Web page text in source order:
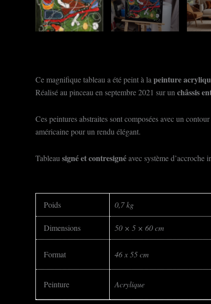
Ce magnifique tableau a été peint à la peinture
Réalisé au pinceau en septembre 2021 sur un châssis
Ces peintures abstraites sont composées avec un
américaine pour un rendu élégant.
Tableau signé etcontresignéavec système d’accroche
Poids 0,7 kg
Dimensions 50 × 5 × 60 cm
Format 46 x 55 cm
Peinture Acrylique